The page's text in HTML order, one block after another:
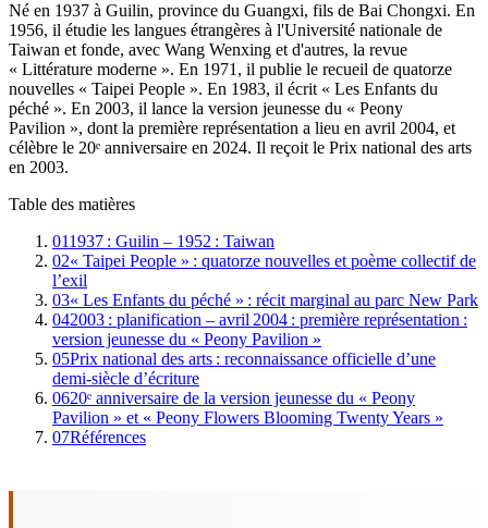
Né en 1937 à Guilin, province du Guangxi, fils de Bai Chongxi. En
1956, il étudie les langues étrangères à l'Université nationale de
Taiwan et fonde, avec Wang Wenxing et d'autres, la revue
« Littérature moderne ». En 1971, il publie le recueil de quatorze
nouvelles « Taipei People ». En 1983, il écrit « Les Enfants du
péché ». En 2003, il lance la version jeunesse du « Peony
Pavilion », dont la première représentation a lieu en avril 2004, et
célèbre le 20ᵉ anniversaire en 2024. Il reçoit le Prix national des arts
en 2003.
Table des matières
011937 : Guilin – 1952 : Taiwan
02« Taipei People » : quatorze nouvelles et poème collectif de
l’exil
03« Les Enfants du péché » : récit marginal au parc New Park
042003 : planification – avril 2004 : première représentation :
version jeunesse du « Peony Pavilion »
05Prix national des arts : reconnaissance officielle d’une
demi‑siècle d’écriture
0620ᵉ anniversaire de la version jeunesse du « Peony
Pavilion » et « Peony Flowers Blooming Twenty Years »
07Références